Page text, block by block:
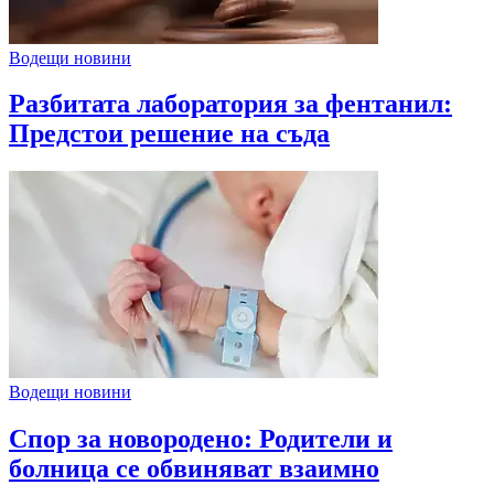
Водещи новини
Разбитата лаборатория за фентанил:
Предстои решение на съда
Водещи новини
Спор за новородено: Родители и
болница се обвиняват взаимно